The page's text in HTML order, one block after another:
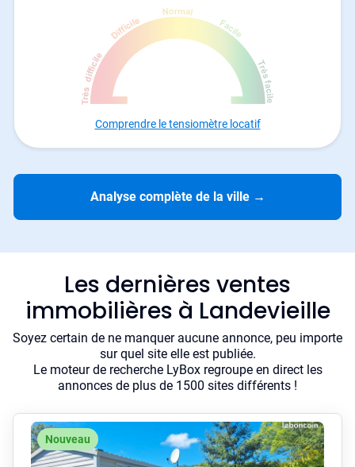
Comprendre le tensiomètre locatif
Analyse complète de la ville →
Les dernières ventes
immobilières à Landevieille
Soyez certain de ne manquer aucune annonce, peu importe
sur quel site elle est publiée.
Le moteur de recherche LyBox regroupe en direct les
annonces de plus de 1500 sites différents !
Nouveau